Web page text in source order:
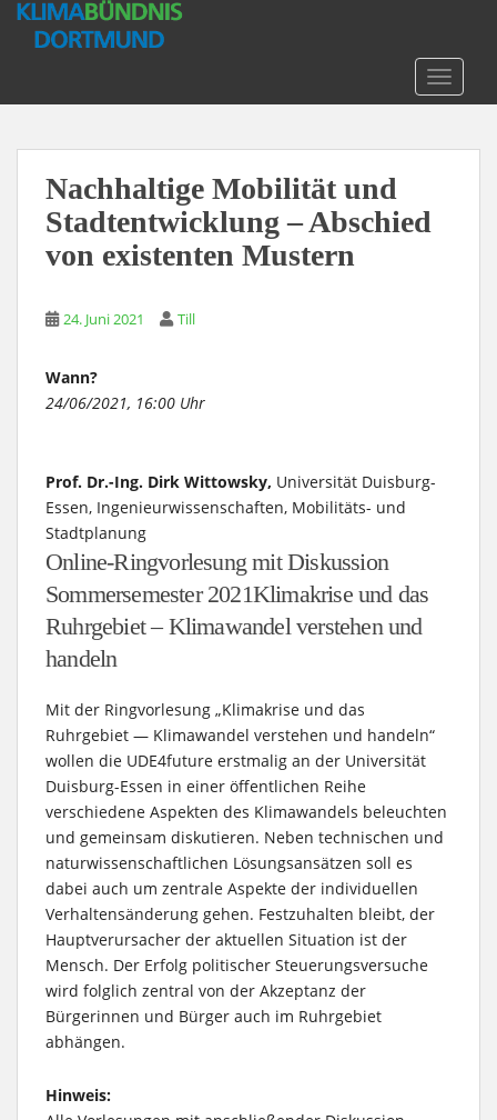
Nachhaltige Mobilität und
Stadtentwicklung – Abschied
von existenten Mustern
24. Juni 2021 Till
Wann?
24/06/2021, 16:00 Uhr
Prof. Dr.-Ing. Dirk Wittowsky, Universität Duisburg-
Essen, Ingenieurwissenschaften, Mobilitäts- und
Stadtplanung
Online-Ringvorlesung mit Diskussion
Sommersemester 2021Klimakrise und das
Ruhrgebiet – Klimawandel verstehen und
handeln
Mit der Ringvorlesung „Klimakrise und das
Ruhrgebiet — Klimawandel verstehen und handeln“
wollen die UDE4future erstmalig an der Universität
Duisburg-Essen in einer öffentlichen Reihe
verschiedene Aspekten des Klimawandels beleuchten
und gemeinsam diskutieren. Neben technischen und
naturwissenschaftlichen Lösungsansätzen soll es
dabei auch um zentrale Aspekte der individuellen
Verhaltensänderung gehen. Festzuhalten bleibt, der
Hauptverursacher der aktuellen Situation ist der
Mensch. Der Erfolg politischer Steuerungsversuche
wird folglich zentral von der Akzeptanz der
Bürgerinnen und Bürger auch im Ruhrgebiet
abhängen.
Hinweis: